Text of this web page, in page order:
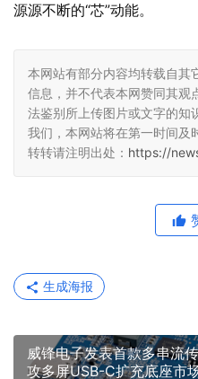
源源不断的“芯”动能。
本网站有部分内容均转载自其
信息，并不代表本网赞同其观
法鉴别所上传图片或文字的知
我们，本网站将在第一时间及
转转请注明出处： https://
生成海报
威锋电子发表首款多串流
攻多屏USB-C扩充底座市